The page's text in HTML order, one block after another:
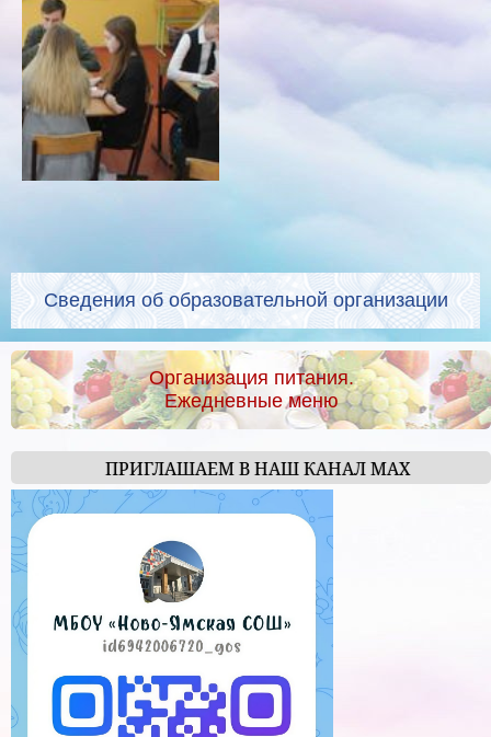
Сведения об образовательной организации
Организация питания.
Ежедневные меню
ПРИГЛАШАЕМ В НАШ КАНАЛ МАХ